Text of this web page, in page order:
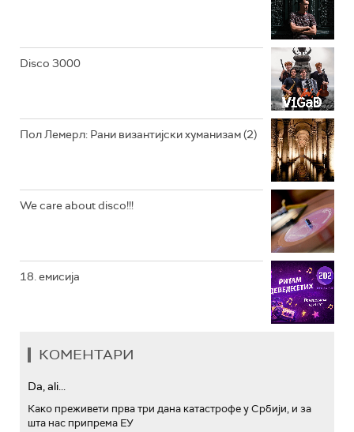
РАДИО ЏЕЗЕР
Disco 3000
Пол Лемерл: Рани византијски хуманизам (2)
We care about disco!!!
18. емисија
КОМЕНТАРИ
Da, ali...
Како преживети прва три дана катастрофе у Србији, и за
шта нас припрема ЕУ